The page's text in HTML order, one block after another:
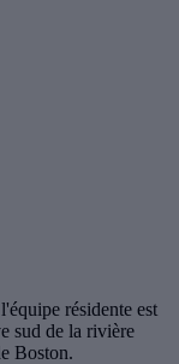
résidente est
sud de la rivière
Boston.